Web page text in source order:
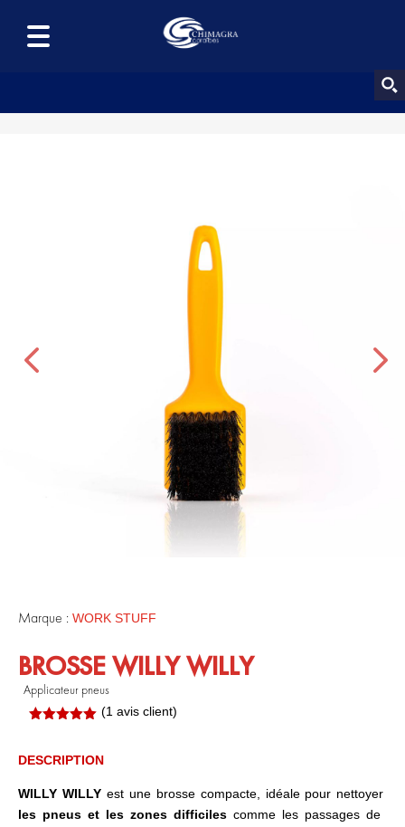
Marque : WORK STUFF
BROSSE WILLY WILLY
Applicateur pneus
basé sur
(1 avis client)
DESCRIPTION
WILLY WILLYest une brosse compacte, idéale pour nettoyer
les pneus et les zones difficiles comme les passages de